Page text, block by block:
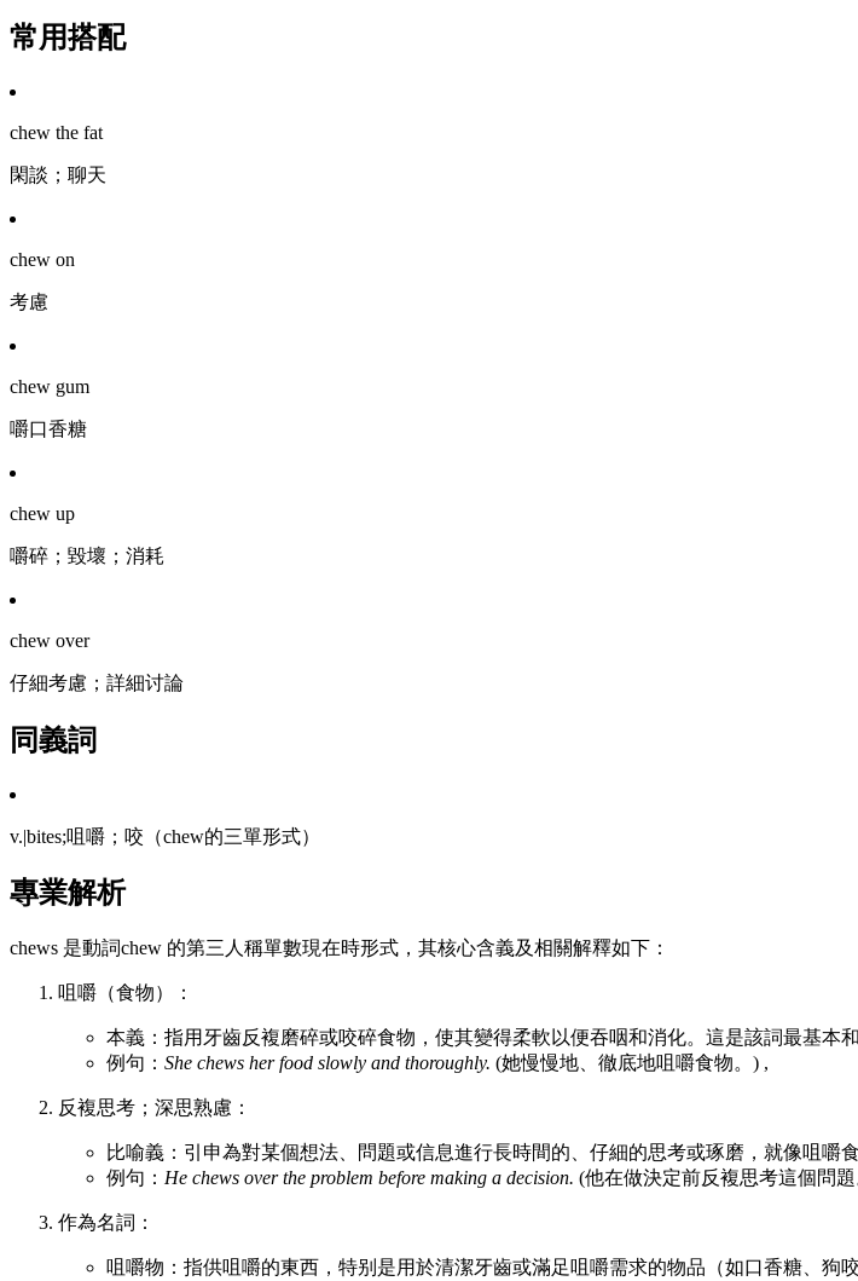
常用搭配
chew the fat
閑談；聊天
chew on
考慮
chew gum
嚼口香糖
chew up
嚼碎；毀壞；消耗
chew over
仔細考慮；詳細讨論
同義詞
v.|bites;咀嚼；咬（chew的三單形式）
專業解析
chews 是動詞chew 的第三人稱單數現在時形式，其核心含義及相關解釋如下：
咀嚼（食物）：
本義：指用牙齒反複磨碎或咬碎食物，使其變得柔軟以便吞咽和消化。這是該詞最基本和
例句： She chews her food slowly and thoroughly. (她慢慢地、徹底地咀嚼食物。) ,
反複思考；深思熟慮：
比喻義：引申為對某個想法、問題或信息進行長時間的、仔細的思考或琢磨，就像咀嚼食
例句： He chews over the problem before making a decision. (他在做決定前反複思考這個問題
作為名詞：
咀嚼物：指供咀嚼的東西，特别是用於清潔牙齒或滿足咀嚼需求的物品（如口香糖、狗咬